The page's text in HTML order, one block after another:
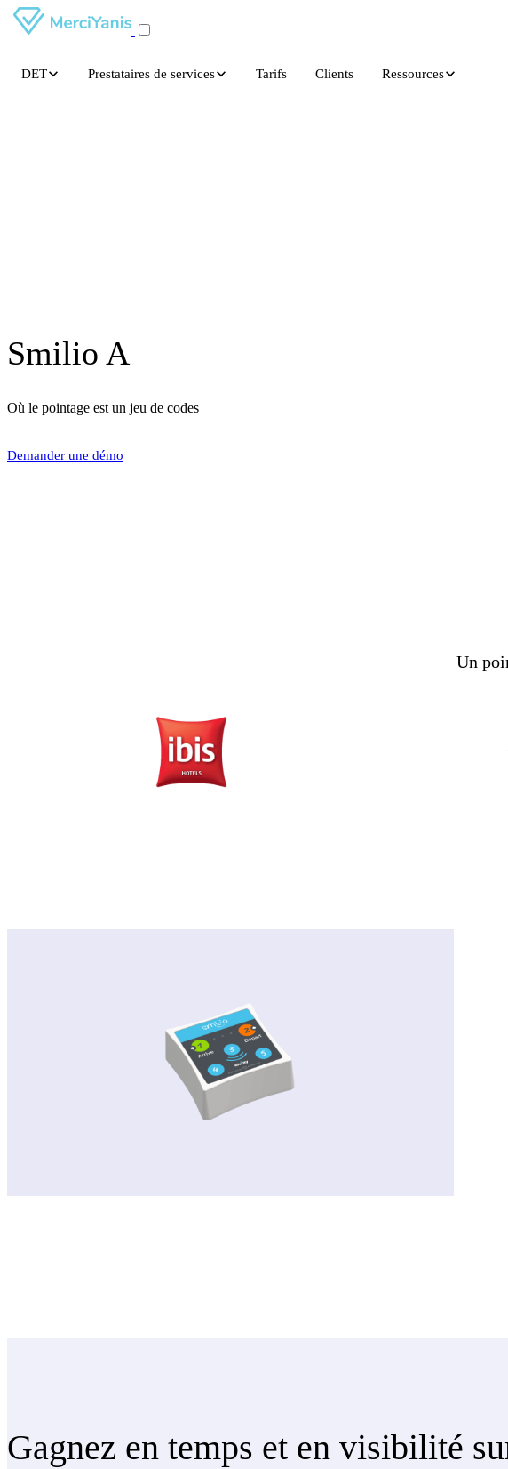
DET Prestataires de services Tarifs Clients Ressources
Smilio A
Où le pointage est un jeu de codes
Demander une démo
Un
Gagnez en temps et en visibilité